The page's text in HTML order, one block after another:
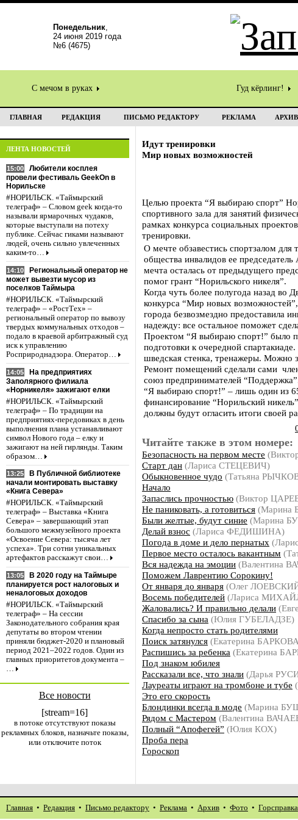
Понедельник,
24 июня 2019 года
№6 (4675)
С мечом в руках Гуд кёрлинг!
ГЛАВНАЯ РЕДАКЦИЯ ПИСЬМО РЕДАКТОРУ РЕКЛАМА АРХИВ
ЛЕНТА НОВОСТЕЙ
15:00
Любители косплея
провели фестиваль GeekOn в
Норильске
#НОРИЛЬСК. «Таймырский
телеграф» – Словом geek когда-то
называли ярмарочных чудаков,
которые выступали на потеху
публике. Сейчас гиками называют
людей, очень сильно увлеченных
каким-то…
14:10
Региональный оператор не
может вывезти мусор из
поселков Таймыра
#НОРИЛЬСК. «Таймырский
телеграф» – «РостТех» –
региональный оператор по вывозу
твердых коммунальных отходов –
подало в краевой арбитражный суд
иск к управлению
Росприроднадзора. Оператор…
14:05
На предприятиях
Заполярного филиала
«Норникеля» зажигают елки
#НОРИЛЬСК. «Таймырский
телеграф» – По традиции на
предприятиях-передовиках в день
выполнения плана устанавливают
символ Нового года – елку и
зажигают на ней гирлянды. Таким
образом…
13:25
В Публичной библиотеке
начали монтировать выставку
«Книга Севера»
#НОРИЛЬСК. «Таймырский
телеграф» – Выставка «Книга
Севера» – завершающий этап
большого межмузейного проекта
«Освоение Севера: тысяча лет
успеха». Три сотни уникальных
артефактов расскажут свои…
13:05
В 2020 году на Таймыре
планируется рост налоговых и
неналоговых доходов
#НОРИЛЬСК. «Таймырский
телеграф» – На сессии
Законодательного собрания края
депутаты во втором чтении
приняли бюджет-2020 и плановый
период 2021–2022 годов. Один из
главных приоритетов документа –
…
Все новости
[stream=16]
в потоке отсутствуют показы
рекламных блоков, назначьте показы,
или отключите поток
Идут тренировки
Мир новых возможностей
Целью проекта “Я выбираю спорт”
спортивного зала для занятий
рамках конкурса социальных
тренировки.
О мечте обзавестись спортзалом для
общества инвалидов ее
мечта осталась от предыдущего
помог грант “Норильского никеля”.
Когда чуть более полугода назад во
конкурса “Мир новых
города безвозмездно предоставила
надежду: все остальное поможет
Проектом “Я выбираю спорт!” было
подготовки к очередной
шведская стенка, тренажеры. Можно
Ремонт помещений сделали сами
союз предпринимателей
“Я выбираю спорт!” – лишь один из
финансирование “Норильский
должны будут огласить итоги своей
Читайте также в этом номере:
Безопасность на первом месте
Старт дан (Лариса СТЕЦЕВИЧ)
Обыкновенное чудо (Татьяна
Начало
Запаслись прочностью (Виктор
Не паниковать, а готовиться
Были желтые, будут синие (Марина
Делай взнос (Лариса ФЕДИШИНА)
Погода в доме и дело пернатых
Первое место осталось вакантным
Вся надежда на эмоции (Валентина
Поможем Лаврентию Сорокину!
От января до января (Олег
Восемь победителей (Лариса
Жаловались? И правильно делали
Спасибо за сына (Юлия ГУБЕЛАДЗЕ)
Когда непросто стать родителями
Поиск затянулся (Екатерина
Распишись за ребенка (Екатерина
Под знаком юбилея
Рассказали все, что знали (Дарья
Лауреаты играют на тромбоне и тубе
Это его скорость
Блондинки всегда в моде (Марина
Рядом с Мастером (Валентина
Полный “Апофегей” (Юлия КОХ)
Проба пера
Гороскоп
Главная • Редакция • Письмо редактору • Реклама • Архив • Фото • Горсправка